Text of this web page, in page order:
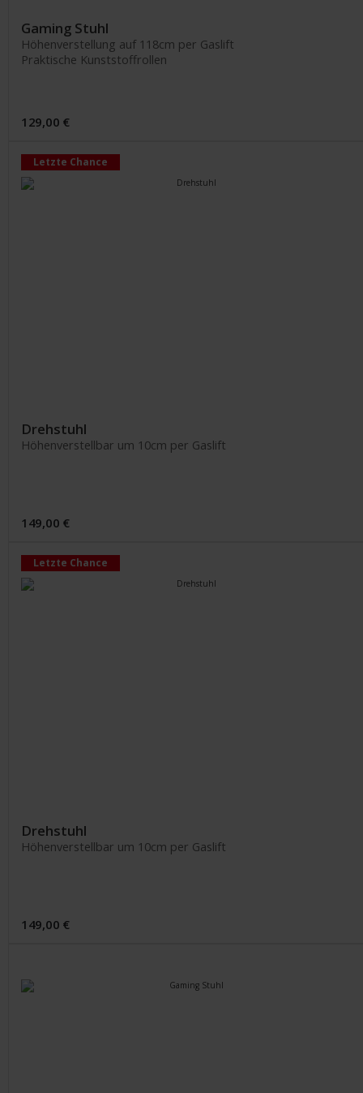
Gaming Stuhl
Höhenverstellung auf 118cm per Gaslift
Praktische Kunststoffrollen
129,00 €
Letzte Chance
Drehstuhl
Höhenverstellbar um 10cm per Gaslift
149,00 €
Letzte Chance
Drehstuhl
Höhenverstellbar um 10cm per Gaslift
149,00 €